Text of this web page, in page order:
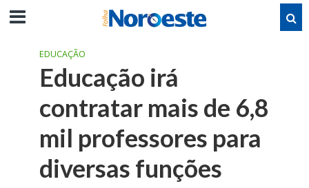
EDUCAÇÃO
Educação irá
contratar mais de 6,8
mil professores para
diversas funções